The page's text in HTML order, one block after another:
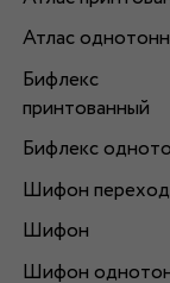
Атлас
Бифлекс
принтованный
Бифлекс
Шифон
Шифон
Шифон